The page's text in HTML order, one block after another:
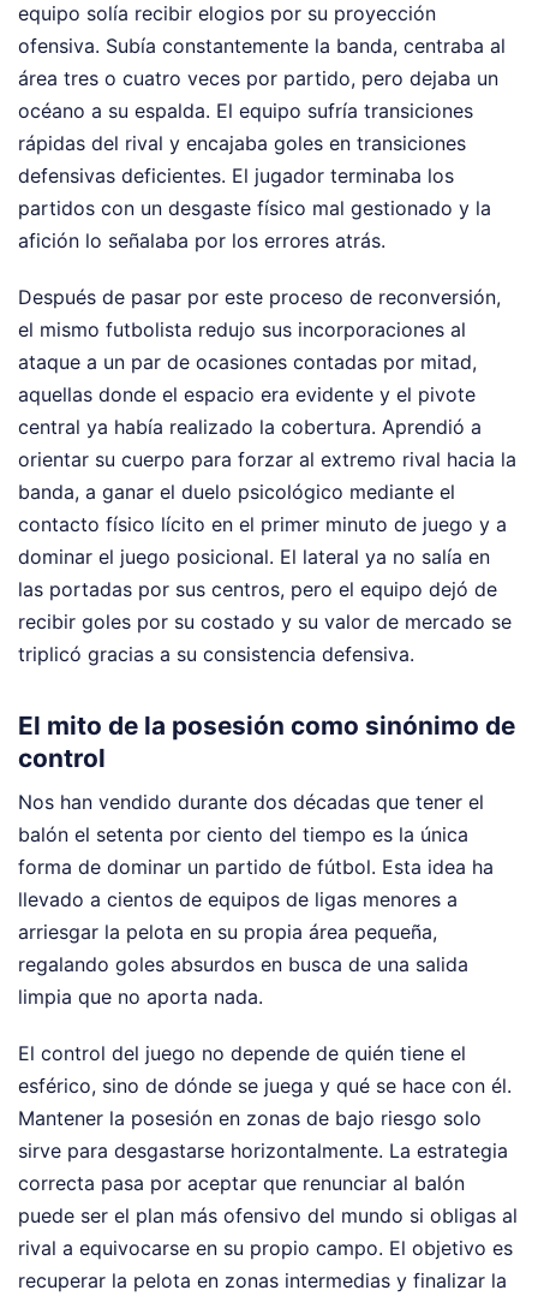
equipo solía recibir elogios por su proyección
ofensiva. Subía constantemente la banda, centraba al
área tres o cuatro veces por partido, pero dejaba un
océano a su espalda. El equipo sufría transiciones
rápidas del rival y encajaba goles en transiciones
defensivas deficientes. El jugador terminaba los
partidos con un desgaste físico mal gestionado y la
afición lo señalaba por los errores atrás.
Después de pasar por este proceso de reconversión,
el mismo futbolista redujo sus incorporaciones al
ataque a un par de ocasiones contadas por mitad,
aquellas donde el espacio era evidente y el pivote
central ya había realizado la cobertura. Aprendió a
orientar su cuerpo para forzar al extremo rival hacia la
banda, a ganar el duelo psicológico mediante el
contacto físico lícito en el primer minuto de juego y a
dominar el juego posicional. El lateral ya no salía en
las portadas por sus centros, pero el equipo dejó de
recibir goles por su costado y su valor de mercado se
triplicó gracias a su consistencia defensiva.
El mito de la posesión como sinónimo de
control
Nos han vendido durante dos décadas que tener el
balón el setenta por ciento del tiempo es la única
forma de dominar un partido de fútbol. Esta idea ha
llevado a cientos de equipos de ligas menores a
arriesgar la pelota en su propia área pequeña,
regalando goles absurdos en busca de una salida
limpia que no aporta nada.
El control del juego no depende de quién tiene el
esférico, sino de dónde se juega y qué se hace con él.
Mantener la posesión en zonas de bajo riesgo solo
sirve para desgastarse horizontalmente. La estrategia
correcta pasa por aceptar que renunciar al balón
puede ser el plan más ofensivo del mundo si obligas al
rival a equivocarse en su propio campo. El objetivo es
recuperar la pelota en zonas intermedias y finalizar la